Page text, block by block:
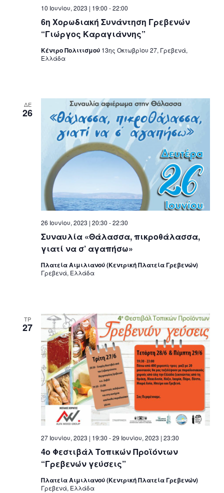
6η Χορωδιακή Συνάντηση Γρεβενών
“Γιώργος Καραγιάννης”
10 Ιουνίου, 2023 | 19:00 -22:00
Κέντρο Πολιτισμού 13ης Οκτωβρίου 27, Γρεβενά,
Ελλάδα
ΔΕ
26
Συναυλία «Θάλασσα, πικροθάλασσα,
γιατί να σ’ αγαπήσω»
26 Ιουνίου, 2023 | 20:30 -22:30
Πλατεία Αιμιλιανού (Κεντρική Πλατεία Γρεβενών)
Γρεβενά, Ελλάδα
ΤΡ
27
4ο Φεστιβάλ Τοπικών Προϊόντων
“Γρεβενών γεύσεις”
27 Ιουνίου, 2023 | 19:30 -29 Ιουνίου, 2023 | 23:30
Πλατεία Αιμιλιανού (Κεντρική Πλατεία Γρεβενών)
Γρεβενά, Ελλάδα